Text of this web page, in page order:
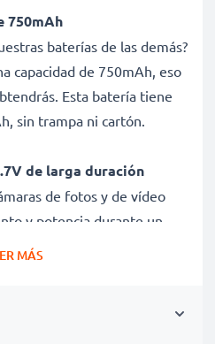
750mAh
baterías de las demás?
capacidad de 750mAh, eso
Esta batería tiene
sin trampa ni cartón.
de larga duración
de fotos y de vídeo
y potencia durante un
así como tiempos de
MÁS